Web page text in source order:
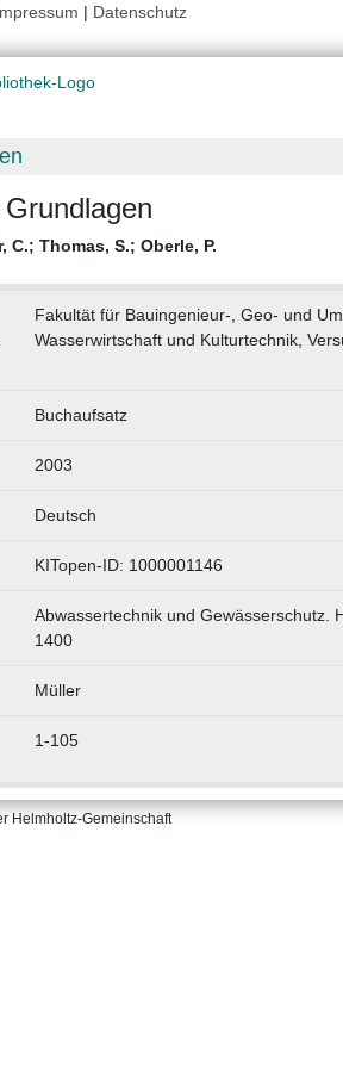
| Datenschutz
C.; Thomas, S.; Oberle, P.
Fakultät für Bauingenieur-, Geo- und
Wasserwirtschaft und Kulturtechnik,
Buchaufsatz
2003
Deutsch
KITopen-ID: 1000001146
Abwassertechnik und Gewässerschutz.
1400
Müller
1-105
Helmholtz-Gemeinschaft